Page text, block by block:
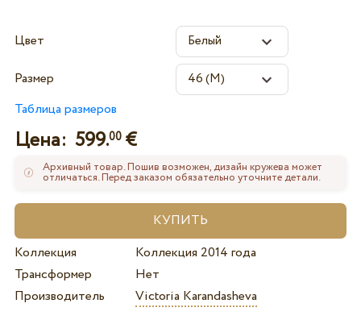
Цвет
Размер
Таблица размеров
Цена: 599.00€
Архивный товар. Пошив возможен, дизайн кружева может
отличаться. Перед заказом обязательно уточните детали.
Коллекция
Коллекция 2014 года
Трансформер
Нет
Производитель
Victoria Karandasheva